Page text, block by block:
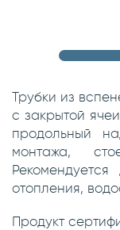
Трубки из
с закрытой
продольный
монтажа,
отопления,
Продукт